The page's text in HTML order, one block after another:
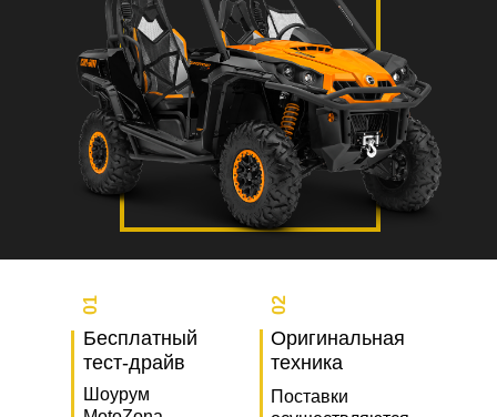
Бесплатный
тест-драйв
Шоурум
Оригинальная
техника
Поставки
01 02